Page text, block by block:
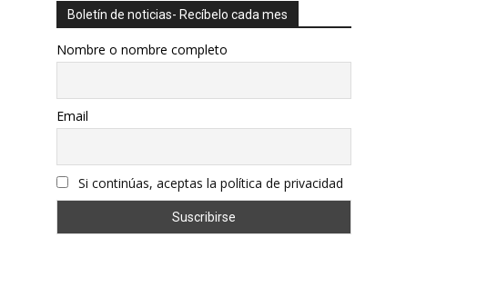
Boletín de noticias- Recíbelo cada mes
Nombre o nombre completo
Email
Si continúas, aceptas la política de privacidad